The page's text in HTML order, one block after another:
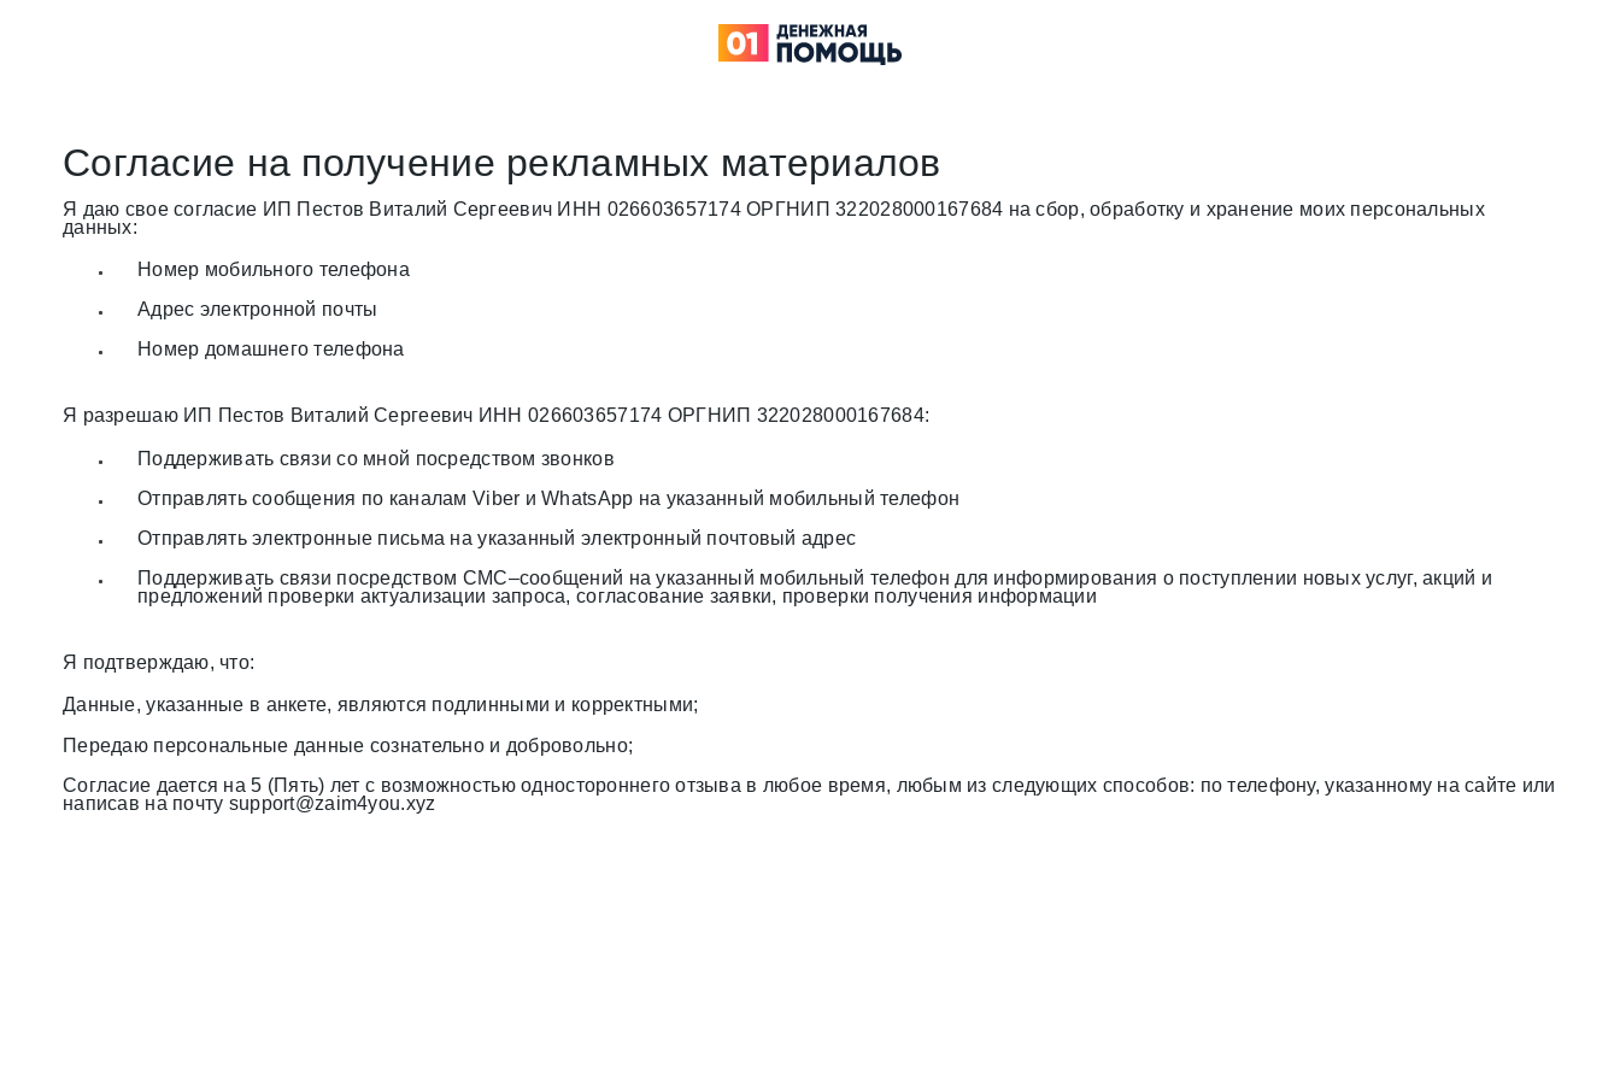
Согласие на получение рекламных материалов
Я даю свое согласие ИП Пестов Виталий Сергеевич ИНН 026603657174 ОРГНИП 322028000167684 на сбор, обработку и хранение моих персональных
данных:
Номер мобильного телефона
Адрес электронной почты
Номер домашнего телефона
Я разрешаю ИП Пестов Виталий Сергеевич ИНН 026603657174 ОРГНИП 322028000167684:
Поддерживать связи со мной посредством звонков
Отправлять сообщения по каналам Viber и WhatsApp на указанный мобильный телефон
Отправлять электронные письма на указанный электронный почтовый адрес
Поддерживать связи посредством СМС–сообщений на указанный мобильный телефон для информирования о поступлении новых услуг, акций и
предложений проверки актуализации запроса, согласование заявки, проверки получения информации
Я подтверждаю, что:
Данные, указанные в анкете, являются подлинными и корректными;
Передаю персональные данные сознательно и добровольно;
Согласие дается на 5 (Пять) лет с возможностью одностороннего отзыва в любое время, любым из следующих способов: по телефону, указанному на сайте или
написав на почту support@zaim4you.xyz